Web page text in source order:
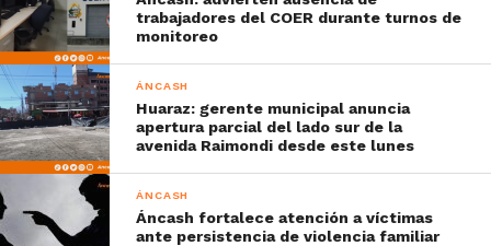
trabajadores del COER durante turnos de
monitoreo
ÁNCASH
Huaraz: gerente municipal anuncia
apertura parcial del lado sur de la
avenida Raimondi desde este lunes
ÁNCASH
Áncash fortalece atención a víctimas
ante persistencia de violencia familiar